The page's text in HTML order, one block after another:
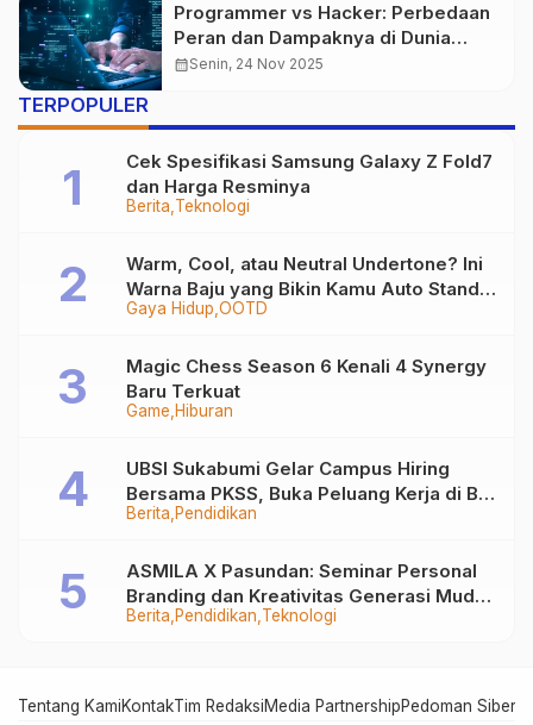
Programmer vs Hacker: Perbedaan
Peran dan Dampaknya di Dunia
Digital
calendar_monthSenin, 24 Nov 2025
TERPOPULER
Berita Teknologi
Cek Spesifikasi Samsung Galaxy Z Fold7
dan Harga Resminya
Gaya Hidup OOTD
Warm, Cool, atau Neutral Undertone? Ini
Warna Baju yang Bikin Kamu Auto Stand
Out
Game Hiburan
Magic Chess Season 6 Kenali 4 Synergy
Baru Terkuat
Berita Pendidikan
UBSI Sukabumi Gelar Campus Hiring
Bersama PKSS, Buka Peluang Kerja di BRI
Group
Berita Pendidikan Teknologi
ASMILA X Pasundan: Seminar Personal
Branding dan Kreativitas Generasi Muda
Bersama SDKF
Tentang KamiKontakTim RedaksiMedia PartnershipPedoman Siber